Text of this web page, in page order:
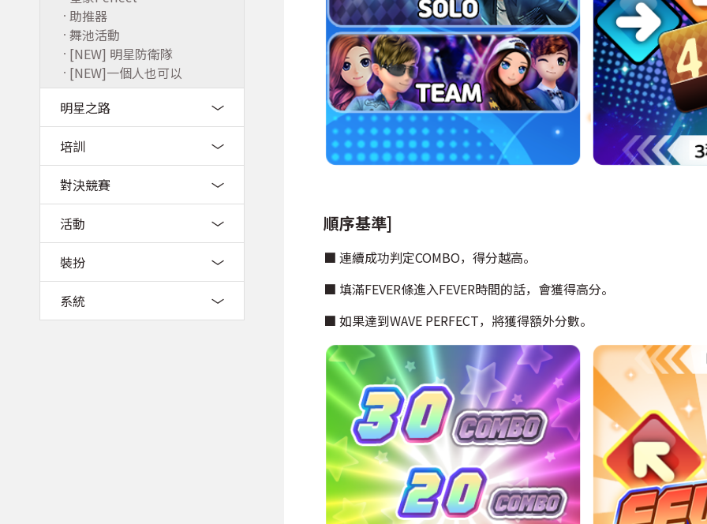
助推器
舞池活動
[NEW] 明星防衛隊
[NEW]一個人也可以
明星之路
培訓
對決競賽
活動
裝扮
系統
順序基準]
■ 連續成功判定COMBO，得分越高。
■ 填滿FEVER條進入FEVER時間的話，會獲得高分。
■ 如果達到WAVE PERFECT，將獲得額外分數。